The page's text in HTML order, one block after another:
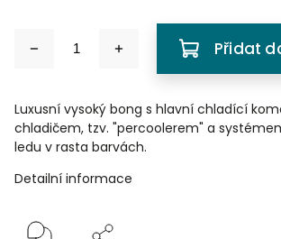
Přidat
Luxusní vysoký bong s hlavní chladící
chladičem, tzv. "percoolerem" a
ledu v rasta barvách.
Detailní informace